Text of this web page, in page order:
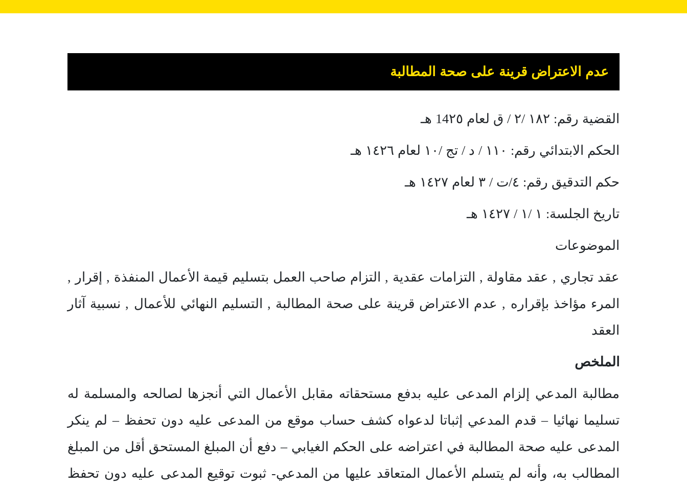
عدم الاعتراض قرينة على صحة المطالبة
القضية رقم: ١٨٢ /٢ / ق لعام 14٢٥ هـ
الحكم الابتدائي رقم: ١١٠ / د / تج /١٠ لعام ١٤٢٦ هـ
حكم التدقيق رقم: ٤/ت / ٣ لعام ١٤٢٧ هـ
تاريخ الجلسة: ١ /١ / ١٤٢٧ هـ
الموضوعات
عقد تجاري , عقد مقاولة , التزامات عقدية , التزام صاحب العمل بتسليم قيمة الأعمال المنفذة , إقرار ,
المرء مؤاخذ بإقراره , عدم الاعتراض قرينة على صحة المطالبة , التسليم النهائي للأعمال , نسبية آثار
العقد
الملخص
مطالبة المدعي إلزام المدعى عليه بدفع مستحقاته مقابل الأعمال التي أنجزها لصالحه والمسلمة له
تسليما نهائيا – قدم المدعي إثباتا لدعواه كشف حساب موقع من المدعى عليه دون تحفظ – لم ينكر
المدعى عليه صحة المطالبة في اعتراضه على الحكم الغيابي – دفع أن المبلغ المستحق أقل من المبلغ
المطالب به، وأنه لم يتسلم الأعمال المتعاقد عليها من المدعي- ثبوت توقيع المدعى عليه دون تحفظ